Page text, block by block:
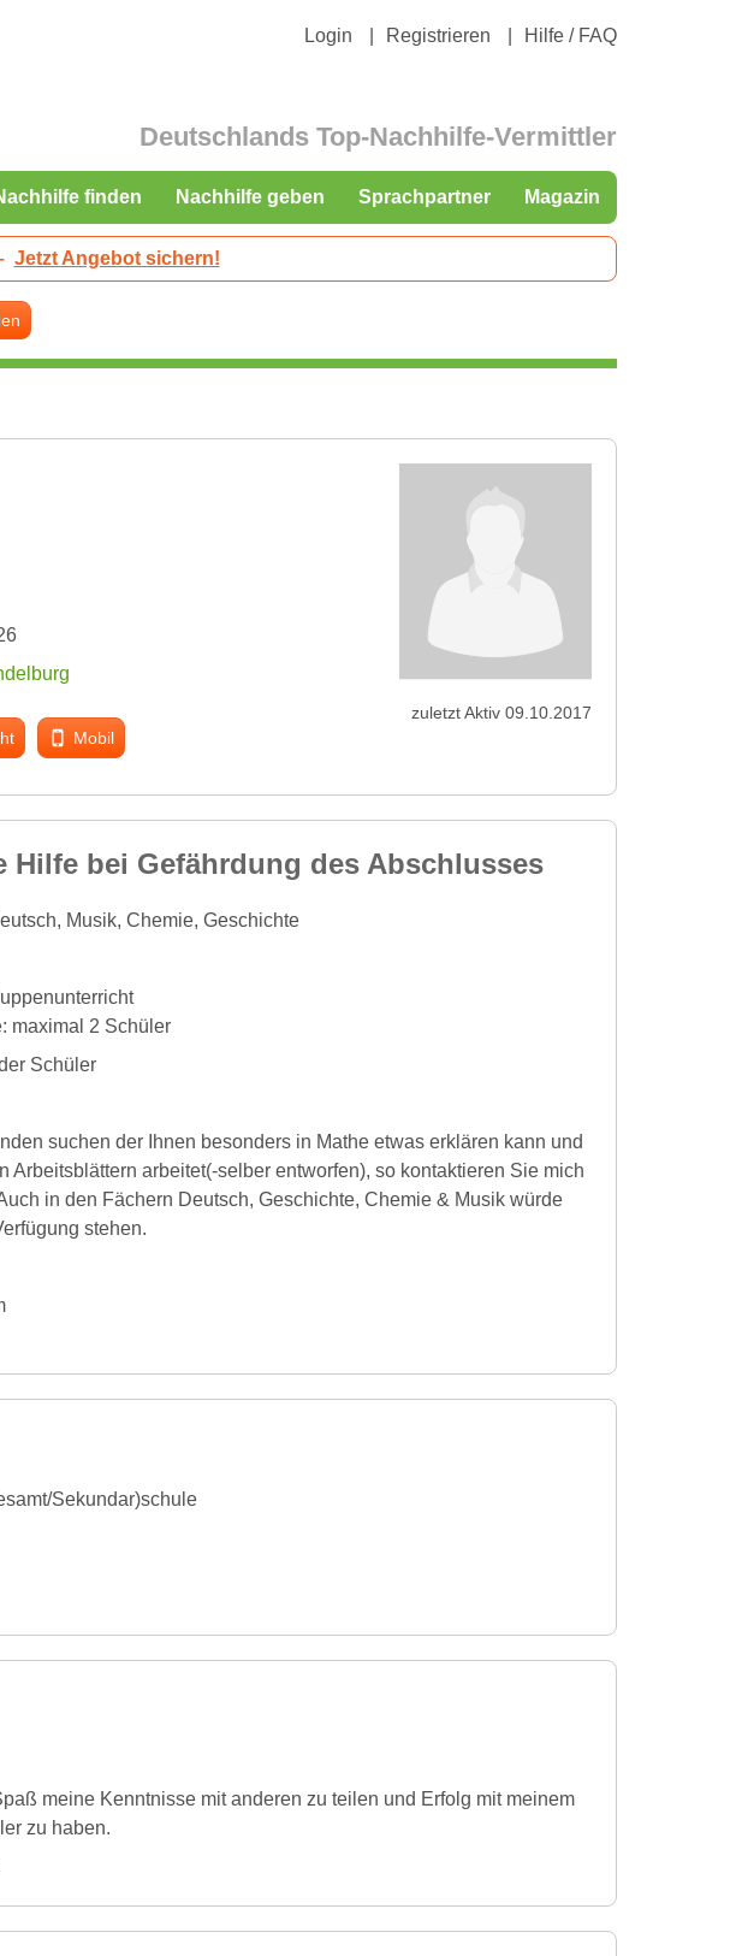
Login Registrieren Hilfe / FAQ
Deutschlands Top-Nachhilfe-Vermittler
finden Nachhilfe geben Sprachpartner Magazin
Jetzt Angebot sichern!
Mobil
zuletzt Aktiv 09.10.2017
Hilfe bei Gefährdung des Abschlusses
Musik, Chemie, Geschichte
maximal 2 Schüler
Schüler
suchen der Ihnen besonders in Mathe etwas erklären kann und
Arbeitsblättern arbeitet(-selber entworfen), so kontaktieren Sie mich
in den Fächern Deutsch, Geschichte, Chemie & Musik würde
stehen.
Sekundar)schule
meine Kenntnisse mit anderen zu teilen und Erfolg mit meinem
zu haben.